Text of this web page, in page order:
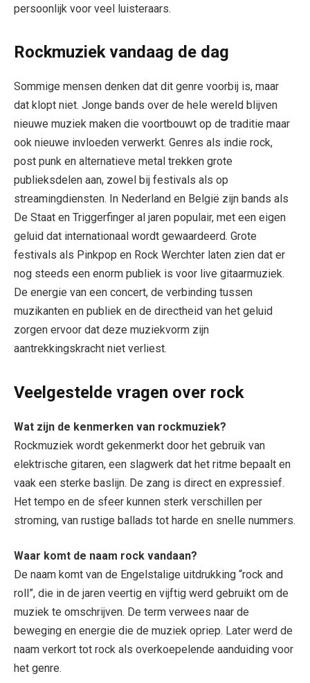
persoonlijk voor veel luisteraars.
Rockmuziek vandaag de dag
Sommige mensen denken dat dit genre voorbij is, maar
dat klopt niet. Jonge bands over de hele wereld blijven
nieuwe muziek maken die voortbouwt op de traditie maar
ook nieuwe invloeden verwerkt. Genres als indie rock,
post punk en alternatieve metal trekken grote
publieksdelen aan, zowel bij festivals als op
streamingdiensten. In Nederland en België zijn bands als
De Staat en Triggerfinger al jaren populair, met een eigen
geluid dat internationaal wordt gewaardeerd. Grote
festivals als Pinkpop en Rock Werchter laten zien dat er
nog steeds een enorm publiek is voor live gitaarmuziek.
De energie van een concert, de verbinding tussen
muzikanten en publiek en de directheid van het geluid
zorgen ervoor dat deze muziekvorm zijn
aantrekkingskracht niet verliest.
Veelgestelde vragen over rock
Wat zijn de kenmerken van rockmuziek?
Rockmuziek wordt gekenmerkt door het gebruik van
elektrische gitaren, een slagwerk dat het ritme bepaalt en
vaak een sterke baslijn. De zang is direct en expressief.
Het tempo en de sfeer kunnen sterk verschillen per
stroming, van rustige ballads tot harde en snelle nummers.
Waar komt de naam rock vandaan?
De naam komt van de Engelstalige uitdrukking “rock and
roll”, die in de jaren veertig en vijftig werd gebruikt om de
muziek te omschrijven. De term verwees naar de
beweging en energie die de muziek opriep. Later werd de
naam verkort tot rock als overkoepelende aanduiding voor
het genre.